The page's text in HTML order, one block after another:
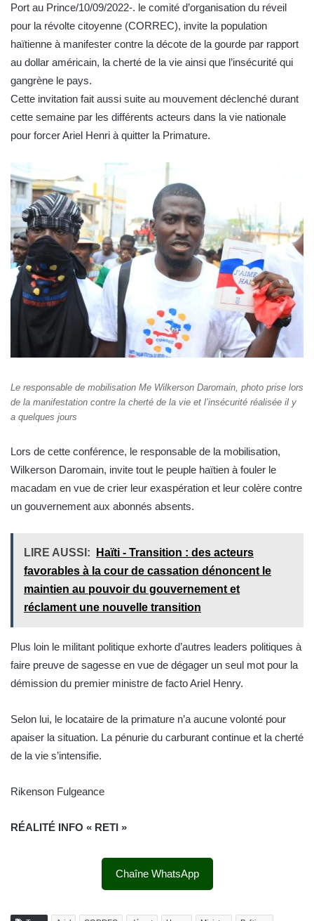
Port au Prince/10/09/2022-. le comité d’organisation du réveil
pour la révolte citoyenne (CORREC), invite la population
haïtienne à manifester contre la décote de la gourde par rapport
au dollar américain, la cherté de la vie ainsi que l’insécurité qui
gangrène le pays.
Cette invitation fait aussi suite au mouvement déclenché durant
cette semaine par les différents acteurs dans la vie nationale
pour forcer Ariel Henri à quitter la Primature.
Le responsable de mobilisation Me Wilkerson Daromain, photo prise lors
de la manifestation contre la cherté de la vie et l’insécurité réalisée il y
a quelques jours
Lors de cette conférence, le responsable de la mobilisation,
Wilkerson Daromain, invite tout le peuple haïtien à fouler le
macadam en vue de crier leur exaspération et leur colère contre
un gouvernement aux abonnés absents.
LIRE AUSSI:
Haïti - Transition : des acteurs
favorables à la cour de cassation dénoncent le
maintien au pouvoir du gouvernement et
réclament une nouvelle transition
Plus loin le militant politique exhorte d’autres leaders politiques à
faire preuve de sagesse en vue de dégager un seul mot pour la
démission du premier ministre de facto Ariel Henry.
Selon lui, le locataire de la primature n’a aucune volonté pour
apaiser la situation. La pénurie du carburant continue et la cherté
de la vie s’intensifie.
Rikenson Fulgeance
RÉALITÉ INFO « RETI »
Chaîne WhatsApp